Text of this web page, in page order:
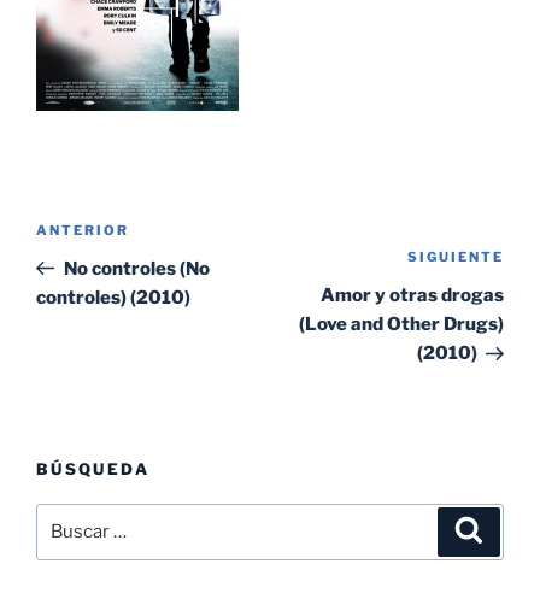
entradas
Entrada
anterior:
ANTERIOR
No controles (No
controles) (2010)
SIGUIENTE
Amor y otras drogas
(Love and Other Drugs)
(2010)
BÚSQUEDA
por: